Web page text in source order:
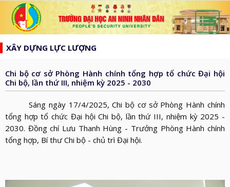
list
search
CHỦ
GIỚI
THIỆU
TỚI
BẦU
CỬ
TẠP
CHÍ
AN
NHÂN
TIN
NGHIÊN
XÂY DỰNG LỰC LƯỢNG
Chi bộ cơ sở Phòng Hành chính tổng hợp tổ chức Đại hội
Chi bộ, lần thứ III, nhiệm kỳ 2025 - 2030
Sáng ngày 17/4/2025, Chi bộ cơ sở Phòng Hành chính
tổng hợp tổ chức Đại hội Chi bộ, lần thứ III, nhiệm kỳ 2025 -
2030. Đồng chí Lưu Thanh Hùng - Trưởng Phòng Hành chính
tổng hợp, Bí thư Chi bộ - chủ trì Đại hội.